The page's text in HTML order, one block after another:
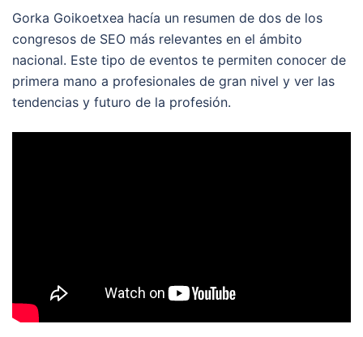
Gorka Goikoetxea hacía un resumen de dos de los
congresos de SEO más relevantes en el ámbito
nacional. Este tipo de eventos te permiten conocer de
primera mano a profesionales de gran nivel y ver las
tendencias y futuro de la profesión.